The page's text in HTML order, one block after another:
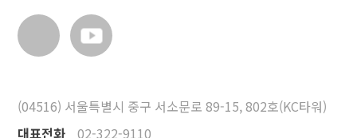
(04516) 서울특별시 중구 서소문로 89-15, 802호(KC타워)
대표전화
02-322-9110